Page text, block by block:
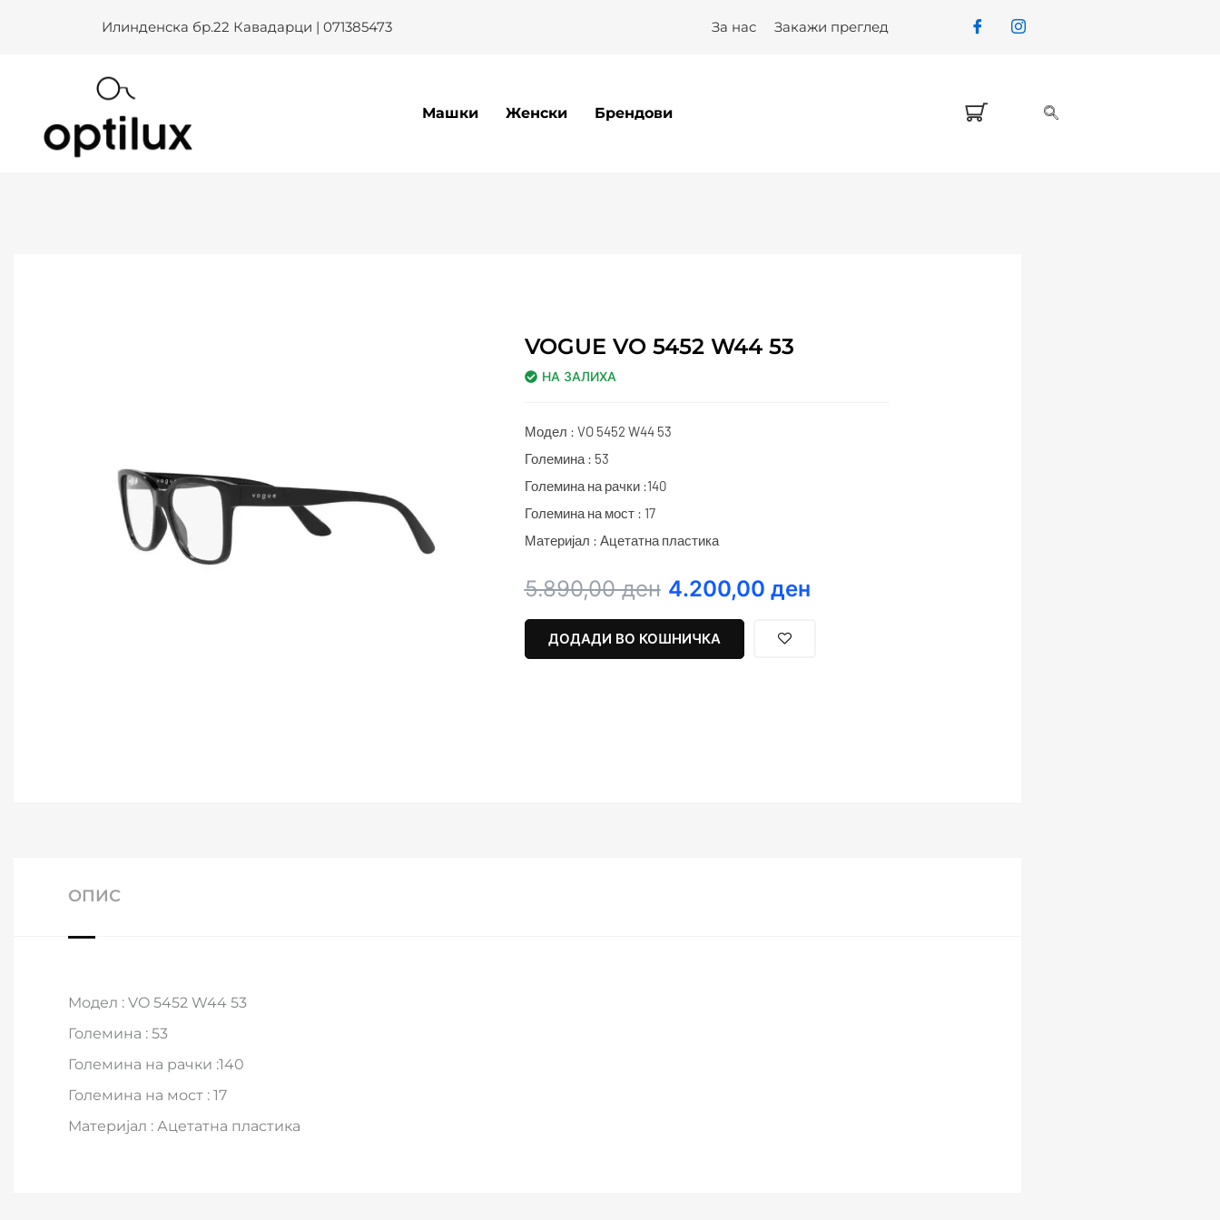
Илинденска бр.22 Кавадарци | 071385473 За нас Закажи преглед
Машки Женски Брендови
VOGUE VO 5452 W44 53
НА ЗАЛИХА
Модел : VO 5452 W44 53
Големина : 53
Големина на рачки :140
Големина на мост : 17
Материјал : Ацетатна пластика
5.890,00ден
Original
was:
5.890,00 ден.
4.200,00 ден
Current
4.200,00 ден.
ДОДАДИ ВО КОШНИЧКА
ОПИС
Модел : VO 5452 W44 53
Големина : 53
Големина на рачки :140
Големина на мост : 17
Материјал : Ацетатна пластика